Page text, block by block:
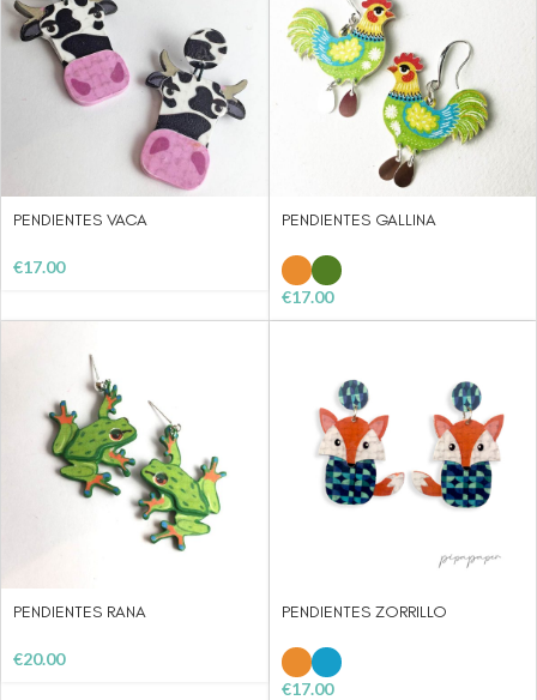
PENDIENTES VACA
€17.00
PENDIENTES GALLINA
€17.00
PENDIENTES RANA
€20.00
PENDIENTES ZORRILLO
€17.00